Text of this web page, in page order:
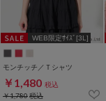
WEB限定ｻｲｽﾞ[3L]
モンチッチ／Ｔシャツ
￥1,480 税込
￥1,780税込